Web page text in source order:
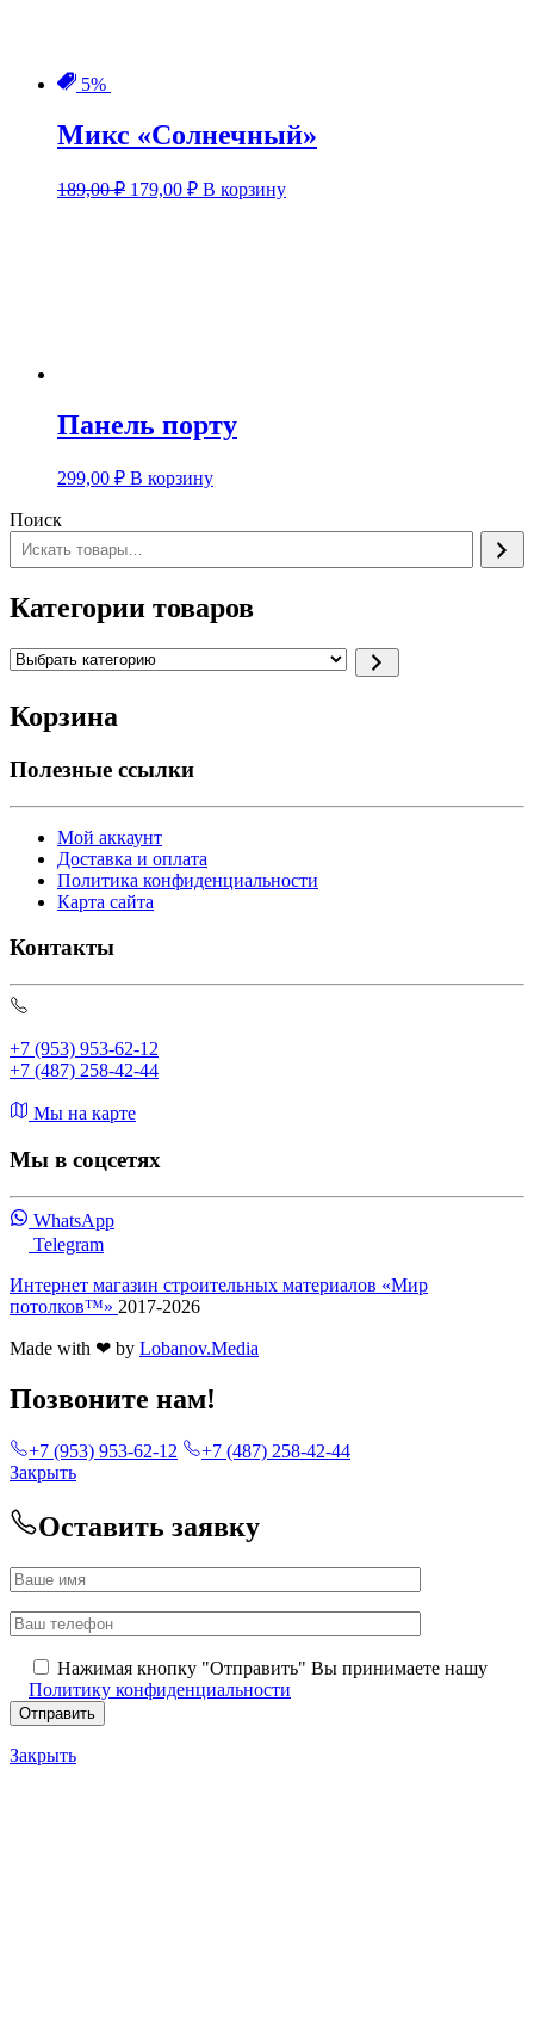
5%
Микс «Солнечный»
189,00₽ Первоначальная
179,00 ₽Текущая
цена:
В корзину
Панель порту
299,00 ₽ В корзину
Поиск
Категории товаров
Выбрать
Корзина
Полезные ссылки
Мой аккаунт
Доставка и оплата
Политика конфиденциальности
Карта сайта
Контакты
+7 (953) 953-62-12
+7 (487) 258-42-44
Мы на карте
Мы в соцсетях
WhatsApp
Telegram
Интернет магазин строительных материалов «Мир
потолков™» 2017-2026
Made with ❤ by Lobanov.Media
Позвоните нам!
+7 (953) 953-62-12
+7 (487) 258-42-44
Закрыть
Оставить заявку
Нажимая кнопку "Отправить" Вы принимаете нашу
Политику конфиденциальности
Закрыть